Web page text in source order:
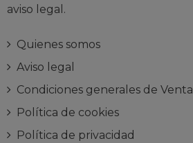
aviso legal.
Quienes somos
Aviso legal
Condiciones generales de Venta
Política de cookies
Política de privacidad